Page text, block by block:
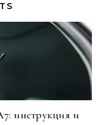
инструкция и